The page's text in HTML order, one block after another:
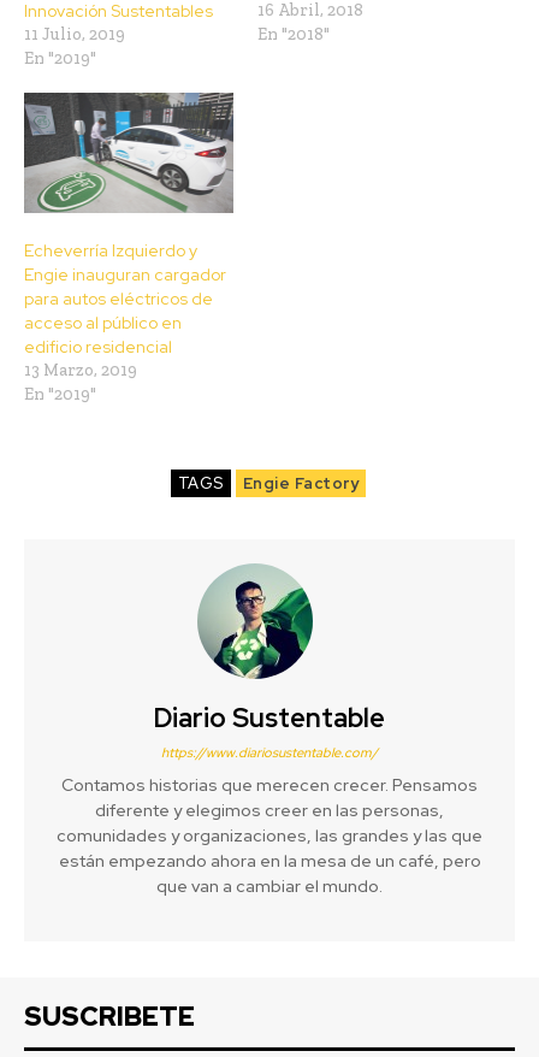
Innovación Sustentables
11 Julio, 2019
En "2019"
16 Abril, 2018
En "2018"
Echeverría Izquierdo y
Engie inauguran cargador
para autos eléctricos de
acceso al público en
edificio residencial
13 Marzo, 2019
En "2019"
TAGS Engie Factory
Diario Sustentable
https://www.diariosustentable.com/
Contamos historias que merecen crecer. Pensamos
diferente y elegimos creer en las personas,
comunidades y organizaciones, las grandes y las que
están empezando ahora en la mesa de un café, pero
que van a cambiar el mundo.
SUSCRIBETE